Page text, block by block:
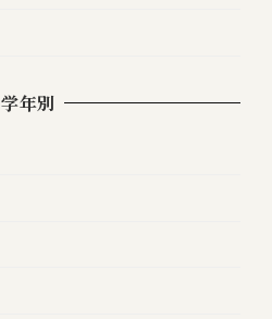
学年別